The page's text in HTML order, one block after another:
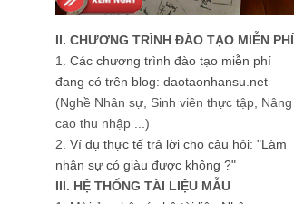
II. CHƯƠNG TRÌNH ĐÀO TẠO MIỄN PHÍ
1. Các chương trình đào tạo miễn phí
đang có trên blog: daotaonhansu.net
(Nghề Nhân sự, Sinh viên thực tập, Nâng
cao thu nhập ...)
2. Ví dụ thực tế trả lời cho câu hỏi: "Làm
nhân sự có giàu được không ?"
III. HỆ THỐNG TÀI LIỆU MẪU